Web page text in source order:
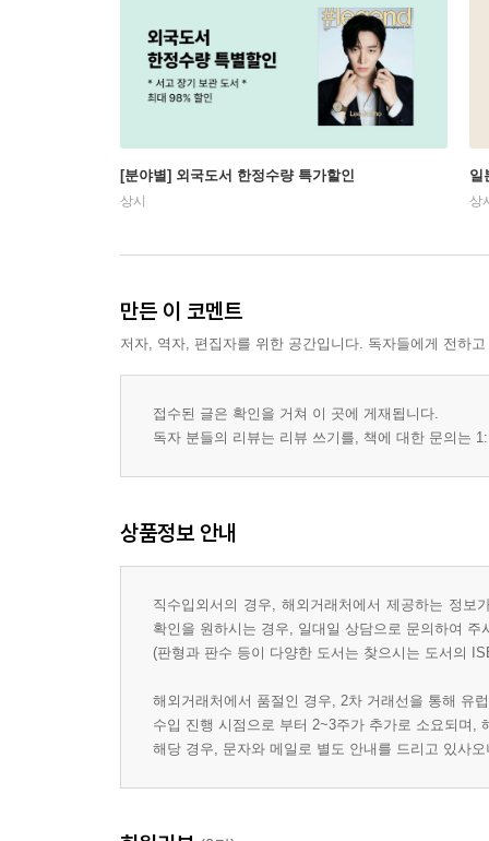
[분야별] 외국도서 한정수량 특가할인
상시
일
상
만든 이 코멘트
저자, 역자, 편집자를 위한 공간입니다. 독자들에게 전하
접수된 글은 확인을 거쳐 이 곳에 게재됩니다.
독자 분들의 리뷰는 리뷰 쓰기를, 책에 대한 문의는
상품정보 안내
직수입외서의 경우, 해외거래처에서 제공하는 정
확인을 원하시는 경우, 일대일 상담으로 문의하여 주
(판형과 판수 등이 다양한 도서는 찾으시는 도서의
해외거래처에서 품절인 경우, 2차 거래선을 통해 유
수입 진행 시점으로 부터 2~3주가 추가로 소요되며,
해당 경우, 문자와 메일로 별도 안내를 드리고 있사